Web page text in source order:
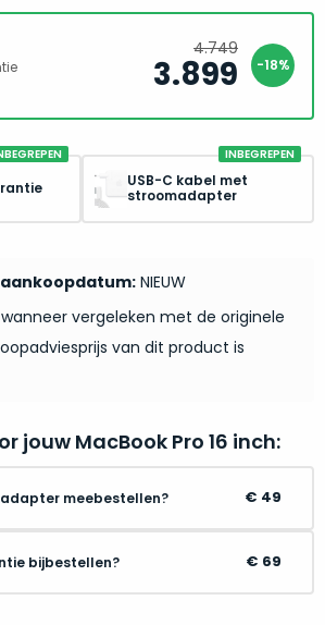
-18%
4.749
prijs
was:
3.899Huidige
prijs
is:
INBEGREPEN
USB-C kabel met
stroomadapter
NIEUW
wanneer vergeleken met de originele
van dit product is
jouw MacBook Pro 16 inch:
meebestellen? 49
bijbestellen? 69